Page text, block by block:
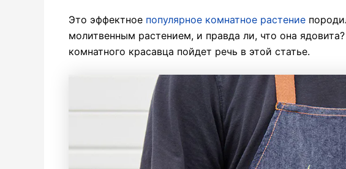
Это эффектное популярное комнатное растение
молитвенным растением, и правда ли, что она
комнатного красавца пойдет речь в этой статье.